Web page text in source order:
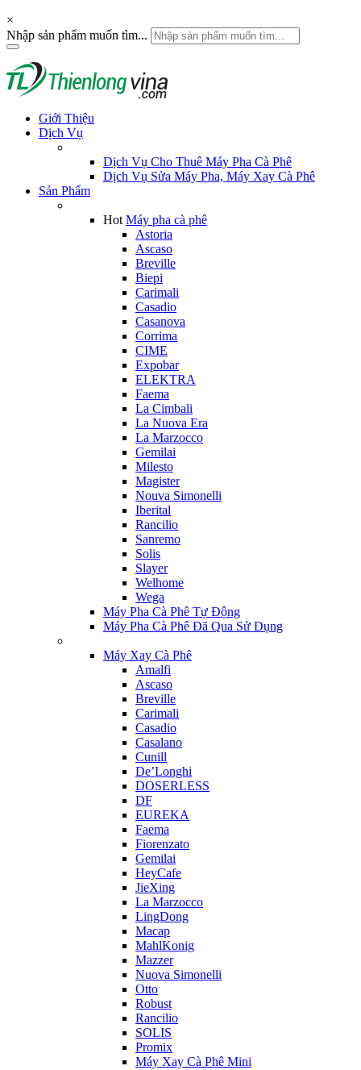
×
Nhập sản phẩm muốn tìm...
Giới Thiệu
Dịch Vụ
Dịch Vụ Cho Thuê Máy Pha Cà Phê
Dịch Vụ Sửa Máy Pha, Máy Xay Cà Phê
Sản Phẩm
Hot Máy pha cà phê
Astoria
Ascaso
Breville
Biepi
Carimali
Casadio
Casanova
Corrima
CIME
Expobar
ELEKTRA
Faema
La Cimbali
La Nuova Era
La Marzocco
Gemilai
Milesto
Magister
Nouva Simonelli
Iberital
Rancilio
Sanremo
Solis
Slayer
Welhome
Wega
Máy Pha Cà Phê Tự Động
Máy Pha Cà Phê Đã Qua Sử Dụng
Máy Xay Cà Phê
Amalfi
Ascaso
Breville
Carimali
Casadio
Casalano
Cunill
De’Longhi
DOSERLESS
DF
EUREKA
Faema
Fiorenzato
Gemilai
HeyCafe
JieXing
La Marzocco
LingDong
Macap
MahlKonig
Mazzer
Nuova Simonelli
Otto
Robust
Rancilio
SOLIS
Promix
Máy Xay Cà Phê Mini